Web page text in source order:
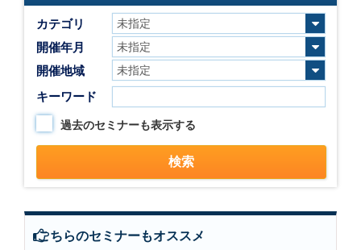
カテゴリ
開催年月
開催地域
キーワード
過去のセミナーも表示する
こちらのセミナーもオススメ